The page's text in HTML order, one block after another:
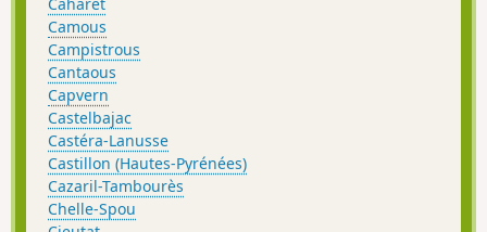
Camous
Campistrous
Cantaous
Capvern
Castelbajac
Castéra-Lanusse
Castillon (Hautes-Pyrénées)
Cazaril-Tambourès
Chelle-Spou